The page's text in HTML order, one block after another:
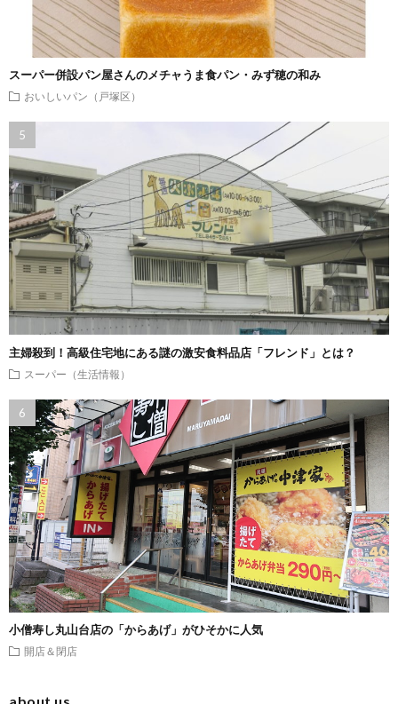
スーパー併設パン屋さんのメチャうま食パン・みず穂の和み
おいしいパン（戸塚区）
主婦殺到！高級住宅地にある謎の激安食料品店「フレンド」とは？
スーパー（生活情報）
小僧寿し丸山台店の「からあげ」がひそかに人気
開店＆閉店